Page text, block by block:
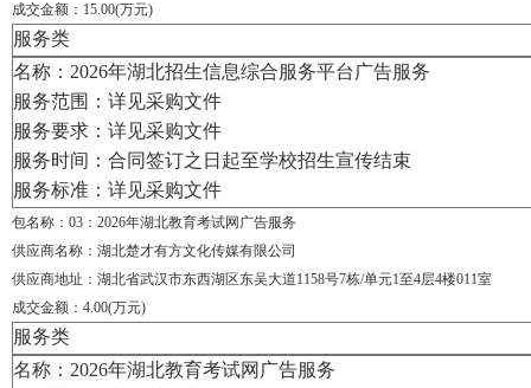
成交金额：15.00(万元)
服务类
名称： 2026年湖北招生信息综合服务平台广告服务
服务范围：详见采购文件
服务要求：详见采购文件
服务时间：合同签订之日起至学校招生宣传结束
服务标准：详见采购文件
包名称：03 ： 2026年湖北教育考试网广告服务
供应商名称：湖北楚才有方文化传媒有限公司
供应商地址：湖北省武汉市东西湖区东吴大道1158号7栋/单元1至4层4楼011室
成交金额：4.00(万元)
服务类
名称： 2026年湖北教育考试网广告服务